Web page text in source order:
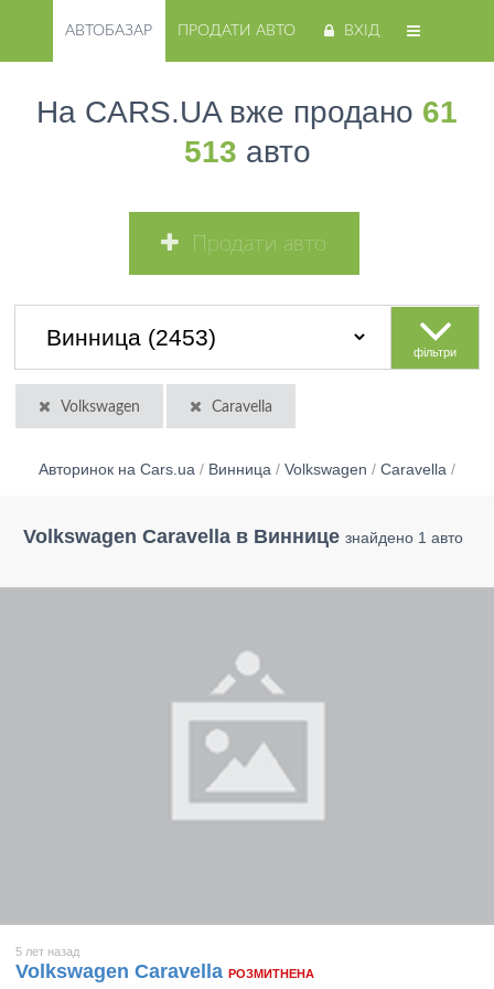
АВТОБАЗАР ПРОДАТИ АВТО ВХІД
На CARS.UA вже продано 61
513 авто
Продати авто
фільтри
Volkswagen Caravella
Авторинок на Cars.ua / Винница / Volkswagen / Caravella /
Volkswagen Caravella в Виннице знайдено 1 авто
5 лет назад
Volkswagen Caravella РОЗМИТНЕНА